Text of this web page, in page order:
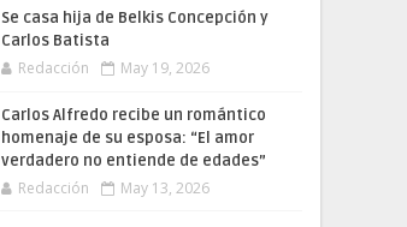
Se casa hija de Belkis Concepción y
Carlos Batista
Redacción May 19, 2026
Carlos Alfredo recibe un romántico
homenaje de su esposa: “El amor
verdadero no entiende de edades”
Redacción May 13, 2026